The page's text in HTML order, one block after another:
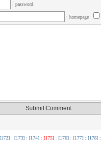
: password
: homepage
[172]: [173]: [174]: [175]: [176]: [177]: [178]: